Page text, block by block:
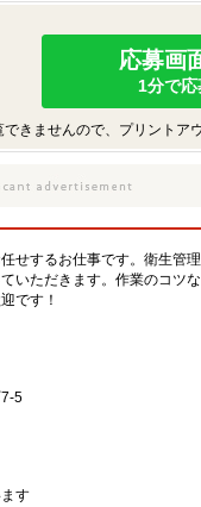
応募画
1分で
きませんので、プリントア
せするお仕事です。衛生管
いただきます。作業のコツ
です！
5
す